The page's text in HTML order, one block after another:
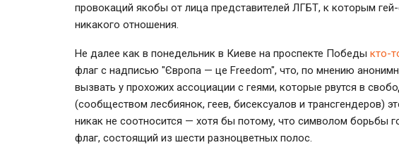
провокаций якобы от лица представителей ЛГБТ, к которым
никакого отношения.
Не далее как в понедельник в Киеве на проспекте Победы кто-
флаг с надписью "Європа — це Freedom", что, по мнению
вызвать у прохожих ассоциации с геями, которые рвутся в
(сообществом лесбиянок, геев, бисексуалов и трансгендеров)
никак не соотносится — хотя бы потому, что символом борьбы
флаг, состоящий из шести разноцветных полос.